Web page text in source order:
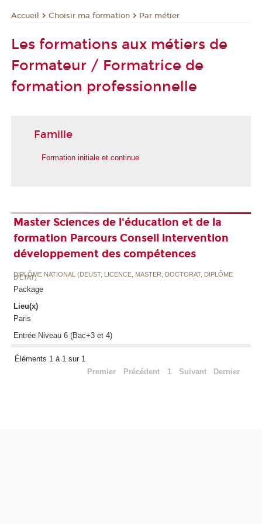
Accueil Choisir ma formation Par métier
Les formations aux métiers de
Formateur / Formatrice de
formation professionnelle
Famille
Formation initiale et continue
Master Sciences de l'éducation et de la
formation Parcours Conseil intervention
développement des compétences
DIPLÔME NATIONAL (DEUST, LICENCE, MASTER, DOCTORAT, DIPLÔME
D'ETAT)
Package
Lieu(x)
Paris
Entrée Niveau 6 (Bac+3 et 4)
Éléments 1 à 1 sur 1
Premier
Précédent 1 Suivant Dernier